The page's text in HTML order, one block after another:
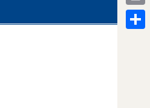
Mail
Print